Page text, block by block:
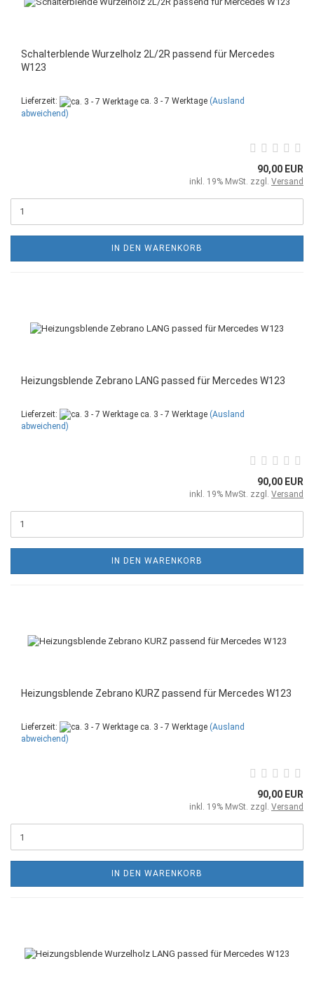
Schalterblende Wurzelholz 2L/2R passend für Mercedes
W123
Lieferzeit: ca. 3 - 7 Werktage (Ausland
abweichend)
90,00 EUR
inkl. 19% MwSt. zzgl. Versand
IN DEN WARENKORB
Heizungsblende Zebrano LANG passed für Mercedes W123
Lieferzeit: ca. 3 - 7 Werktage (Ausland
abweichend)
90,00 EUR
inkl. 19% MwSt. zzgl. Versand
IN DEN WARENKORB
Heizungsblende Zebrano KURZ passend für Mercedes W123
Lieferzeit: ca. 3 - 7 Werktage (Ausland
abweichend)
90,00 EUR
inkl. 19% MwSt. zzgl. Versand
IN DEN WARENKORB